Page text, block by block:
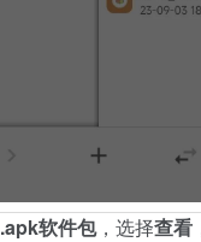
.apk软件包， 选择查看